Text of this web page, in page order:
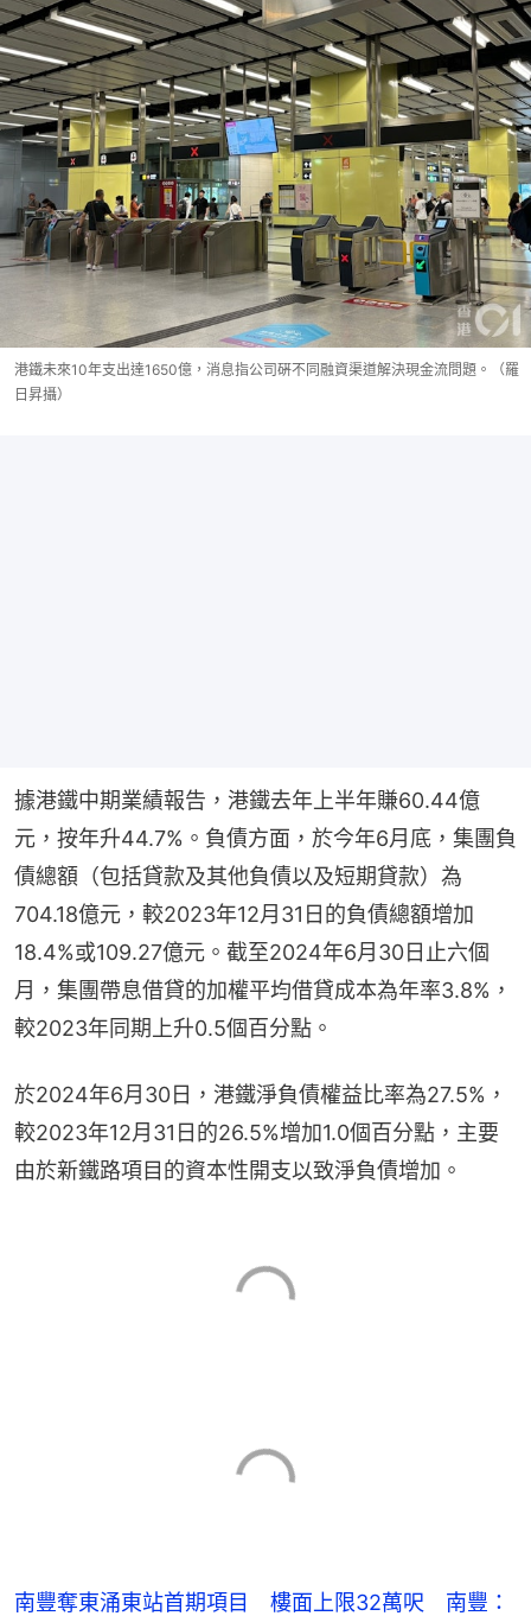
港鐵未來10年支出達1650億，消息指公司硏不同融資渠道解決現金流問題。（羅
日昇攝）
據港鐵中期業績報告，港鐵去年上半年賺60.44億
元，按年升44.7%。負債方面，於今年6月底，集團負
債總額（包括貸款及其他負債以及短期貸款）為
704.18億元，較2023年12月31日的負債總額增加
18.4%或109.27億元。截至2024年6月30日止六個
月，集團帶息借貸的加權平均借貸成本為年率3.8%，
較2023年同期上升0.5個百分點。
於2024年6月30日，港鐵淨負債權益比率為27.5%，
較2023年12月31日的26.5%增加1.0個百分點，主要
由於新鐵路項目的資本性開支以致淨負債增加。
南豐奪東涌東站首期項目 樓面上限32萬呎 南豐：